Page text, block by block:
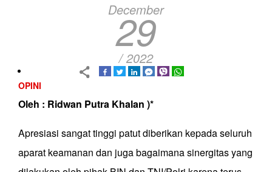
December
29
/ 2022
OPINI
Oleh : Ridwan Putra Khalan )*
Apresiasi sangat tinggi patut diberikan kepada seluruh
aparat keamanan dan juga bagaimana sinergitas yang